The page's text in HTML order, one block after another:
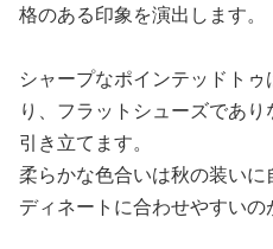
格のある印象を演出します。
シャープなポインテッドト
り、フラットシューズであ
引き立てます。
柔らかな色合いは秋の装い
ディネートに合わせやすいの